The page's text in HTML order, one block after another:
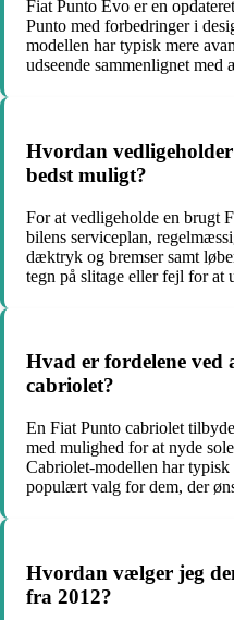
Fiat Punto Evo er en
Punto med forbedringer i
modellen har typisk mere
udseende sammenlignet med
Hvordan
bedst muligt?
For at vedligeholde en brugt
bilens serviceplan,
dæktryk og bremser samt
tegn på slitage eller fejl for at
Hvad er fordelene ved
cabriolet?
En Fiat Punto cabriolet
med mulighed for at nyde
Cabriolet-modellen har
populært valg for dem, der
Hvordan vælger jeg
fra 2012?